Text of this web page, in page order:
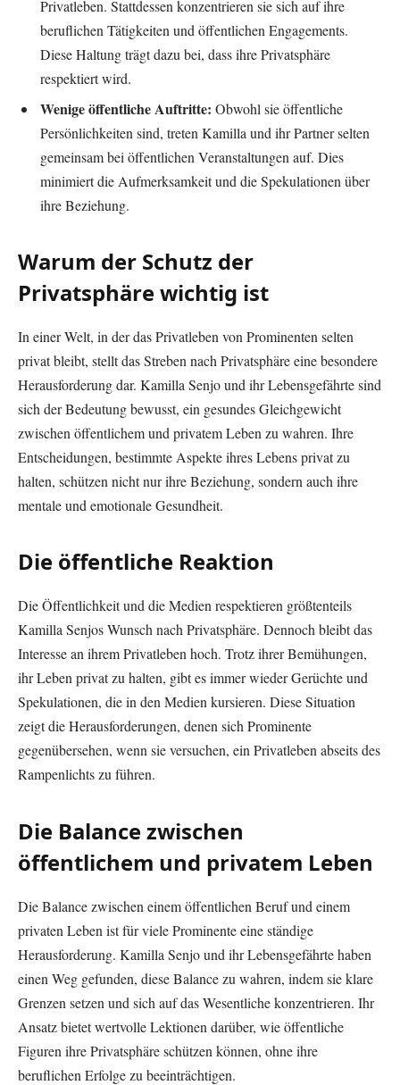
Privatleben. Stattdessen konzentrieren sie sich auf ihre
beruflichen Tätigkeiten und öffentlichen Engagements.
Diese Haltung trägt dazu bei, dass ihre Privatsphäre
respektiert wird.
Wenige öffentliche Auftritte: Obwohl sie öffentliche
Persönlichkeiten sind, treten Kamilla und ihr Partner selten
gemeinsam bei öffentlichen Veranstaltungen auf. Dies
minimiert die Aufmerksamkeit und die Spekulationen über
ihre Beziehung.
Warum der Schutz der
Privatsphäre wichtig ist
In einer Welt, in der das Privatleben von Prominenten selten
privat bleibt, stellt das Streben nach Privatsphäre eine besondere
Herausforderung dar. Kamilla Senjo und ihr Lebensgefährte sind
sich der Bedeutung bewusst, ein gesundes Gleichgewicht
zwischen öffentlichem und privatem Leben zu wahren. Ihre
Entscheidungen, bestimmte Aspekte ihres Lebens privat zu
halten, schützen nicht nur ihre Beziehung, sondern auch ihre
mentale und emotionale Gesundheit.
Die öffentliche Reaktion
Die Öffentlichkeit und die Medien respektieren größtenteils
Kamilla Senjos Wunsch nach Privatsphäre. Dennoch bleibt das
Interesse an ihrem Privatleben hoch. Trotz ihrer Bemühungen,
ihr Leben privat zu halten, gibt es immer wieder Gerüchte und
Spekulationen, die in den Medien kursieren. Diese Situation
zeigt die Herausforderungen, denen sich Prominente
gegenübersehen, wenn sie versuchen, ein Privatleben abseits des
Rampenlichts zu führen.
Die Balance zwischen
öffentlichem und privatem Leben
Die Balance zwischen einem öffentlichen Beruf und einem
privaten Leben ist für viele Prominente eine ständige
Herausforderung. Kamilla Senjo und ihr Lebensgefährte haben
einen Weg gefunden, diese Balance zu wahren, indem sie klare
Grenzen setzen und sich auf das Wesentliche konzentrieren. Ihr
Ansatz bietet wertvolle Lektionen darüber, wie öffentliche
Figuren ihre Privatsphäre schützen können, ohne ihre
beruflichen Erfolge zu beeinträchtigen.